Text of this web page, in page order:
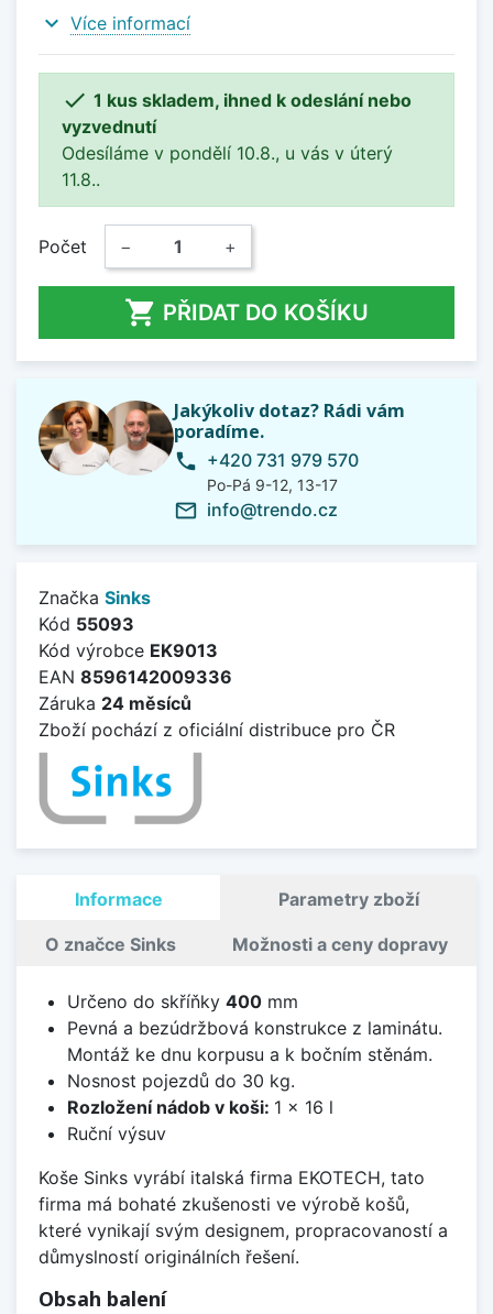
expand_more Více informací
 1 kus skladem, ihned k odeslání nebo
vyzvednutí
Odesíláme v pondělí 10.8., u vás v úterý
11.8..
Počet − +
 PŘIDAT DO KOŠÍKU
Jakýkoliv dotaz? Rádi vám
poradíme.
phone +420 731 979 570
Po-Pá 9-12, 13-17
mail_outline info@trendo.cz
Značka Sinks
Kód 55093
Kód výrobce EK9013
EAN 8596142009336
Záruka 24 měsíců
Zboží pochází z oficiální distribuce pro ČR
Informace Parametry zboží
O značce Sinks Možnosti a ceny dopravy
Určeno do skříňky 400mm
Pevná a bezúdržbová konstrukce z laminátu.
Montáž ke dnu korpusu a k bočním stěnám.
Nosnost pojezdů do 30 kg.
Rozložení nádob v koši: 1 x 16 l
Ruční výsuv
Koše Sinks vyrábí italská firma EKOTECH, tato
firma má bohaté zkušenosti ve výrobě košů,
které vynikají svým designem, propracovaností a
důmyslností originálních řešení.
Obsah balení